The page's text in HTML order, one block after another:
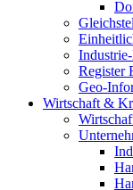
Register
Geo-
Wirtschaft &